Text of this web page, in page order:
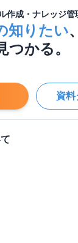
作成・ナレッジ管
知りたい、
つかる。
資料